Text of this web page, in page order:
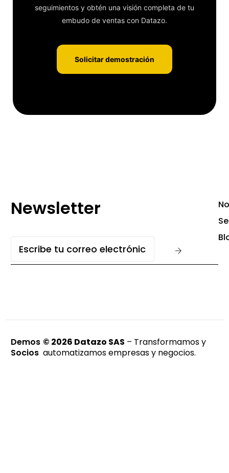
seguimientos y obtén una visión completa de tu
embudo de ventas con Datazo.
Solicitar demostración
Newsletter
Demos
Socios
© 2026 Datazo SAS – Transformamos y
automatizamos empresas y negocios.